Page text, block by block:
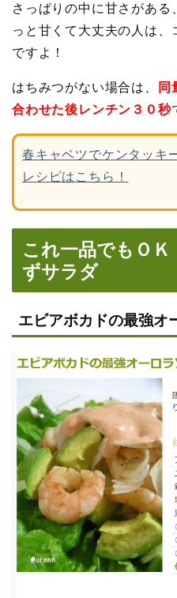
さっぱりの中に甘さがある
っと甘くて大丈夫の人は、
ですよ！
はちみつがない場合は、
同
合わせた後レンチン３０秒
春キャベツでケンタッキ
レシピはこちら！
これ一品でもＯ
ずサラダ
エビアボカドの最強オ